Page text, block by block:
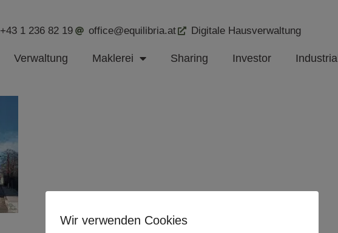
+43 1 236 82 19 office@equilibria.at Digitale Hausverwaltung
Verwaltung Maklerei Sharing Investor Industrial
Wir verwenden Cookies